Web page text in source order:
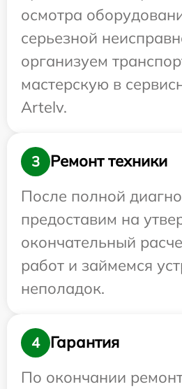
осмотра
серьезной
организуем
мастерскую в
Artelv.
3
Ремонт техники
После полной
предоставим на
окончательный
работ и займемся
неполадок.
4
Гарантия
По окончании